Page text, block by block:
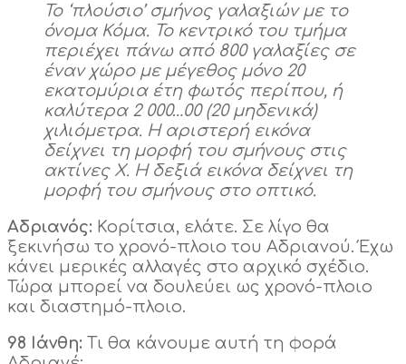
To ‘πλούσιο’ σμήνος γαλαξιών με το
όνομα Κόμα. Το κεντρικό του τμήμα
περιέχει πάνω από 800 γαλαξίες σε
έναν χώρο με μέγεθος μόνο 20
εκατομύρια έτη φωτός περίπου, ή
καλύτερα 2 000…00 (20 μηδενικά)
χιλιόμετρα. Η αριστερή εικόνα
δείχνει τη μορφή του σμήνους στις
ακτίνες Χ. Η δεξιά εικόνα δείχνει τη
μορφή του σμήνους στο οπτικό.
Αδριανός: Κορίτσια, ελάτε. Σε λίγο θα
ξεκινήσω το χρονό-πλοιο του Αδριανού. Έχω
κάνει μερικές αλλαγές στο αρχικό σχέδιο.
Τώρα μπορεί να δουλεύει ως χρονό-πλοιο
και διαστημό-πλοιο.
98 Ιάνθη: Τι θα κάνουμε αυτή τη φορά